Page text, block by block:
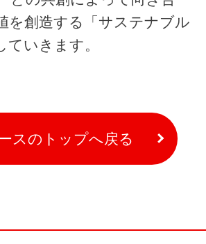
を創造する「サステナブル
ていきます。
スのトップへ戻る